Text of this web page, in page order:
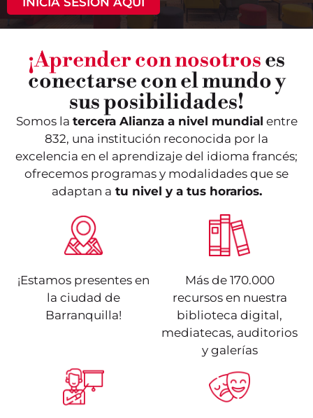
¡Aprender con nosotroses
conectarse con el mundo y
sus posibilidades!
Somos la tercera Alianza a nivel mundial entre
832, una institución reconocida por la
excelencia en el aprendizaje del idioma francés;
ofrecemos programas y modalidades que se
adaptan a tu nivel y a tus horarios.
¡Estamos presentes en
la ciudad de
Barranquilla!
Más de 170.000
recursos en nuestra
biblioteca digital,
mediatecas, auditorios
y galerías